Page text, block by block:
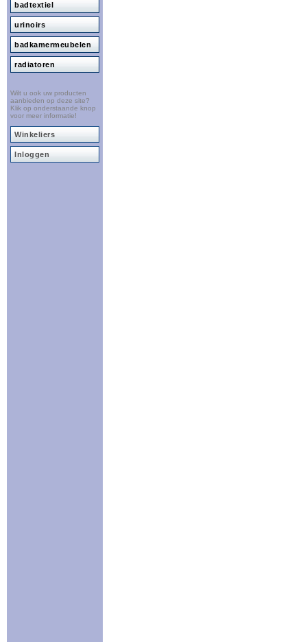
badtextiel
urinoirs
badkamermeubelen
radiatoren
Wilt u ook uw producten
aanbieden op deze site?
Klik op onderstaande knop
voor meer informatie!
Winkeliers
Inloggen